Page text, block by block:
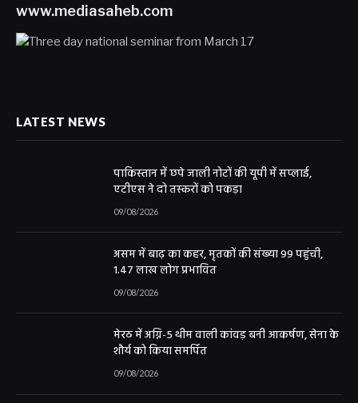
www.mediasaheb.com
LATEST NEWS
पाकिस्तान में छपे जाली नोटों की यूपी में सप्लाई,
एटीएस ने दो तस्करों को पकड़ा
09/08/2026
असम में बाढ़ का कहर, मृतकों की संख्या 99 पहुंची,
1.47 लाख लोग प्रभावित
09/08/2026
मेरठ में अग्नि-5 थीम वाली कांवड़ बनी आकर्षण, सेना के
शौर्य को किया समर्पित
09/08/2026